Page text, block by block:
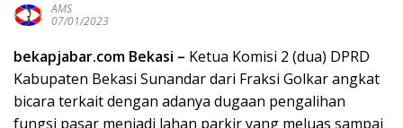
AMS
07/01/2023
bekapjabar.com Bekasi – Ketua Komisi 2 (dua) DPRD
Kabupaten Bekasi Sunandar dari Fraksi Golkar angkat
bicara terkait dengan adanya dugaan pengalihan
fungsi pasar menjadi lahan parkir yang meluas sampai